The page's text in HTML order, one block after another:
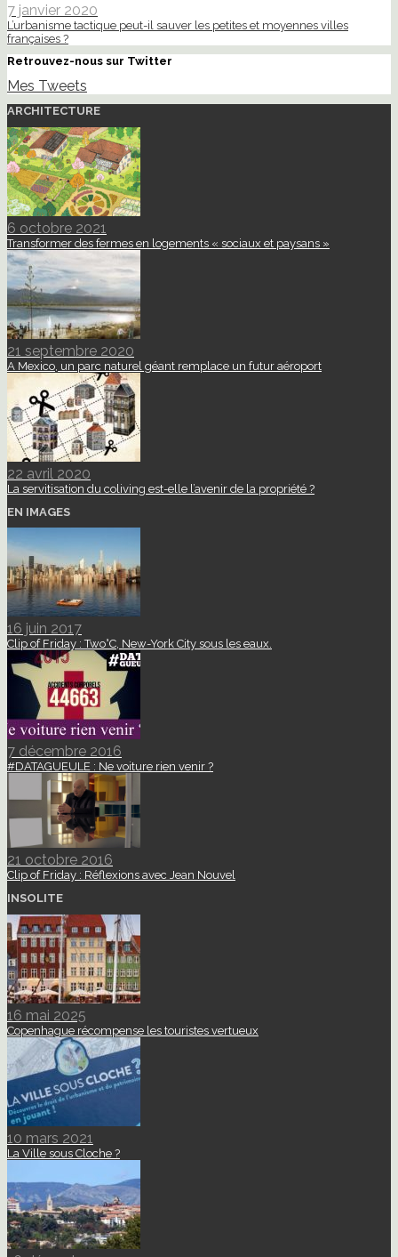
7 janvier 2020
L’urbanisme tactique peut-il sauver les petites et moyennes villes
françaises ?
Retrouvez-nous sur Twitter
Mes Tweets
ARCHITECTURE
6 octobre 2021
Transformer des fermes en logements « sociaux et paysans »
21 septembre 2020
A Mexico, un parc naturel géant remplace un futur aéroport
22 avril 2020
La servitisation du coliving est-elle l’avenir de la propriété ?
EN IMAGES
16 juin 2017
Clip of Friday : Two°C, New-York City sous les eaux.
7 décembre 2016
#DATAGUEULE : Ne voiture rien venir ?
21 octobre 2016
Clip of Friday : Réflexions avec Jean Nouvel
INSOLITE
16 mai 2025
Copenhague récompense les touristes vertueux
10 mars 2021
La Ville sous Cloche ?